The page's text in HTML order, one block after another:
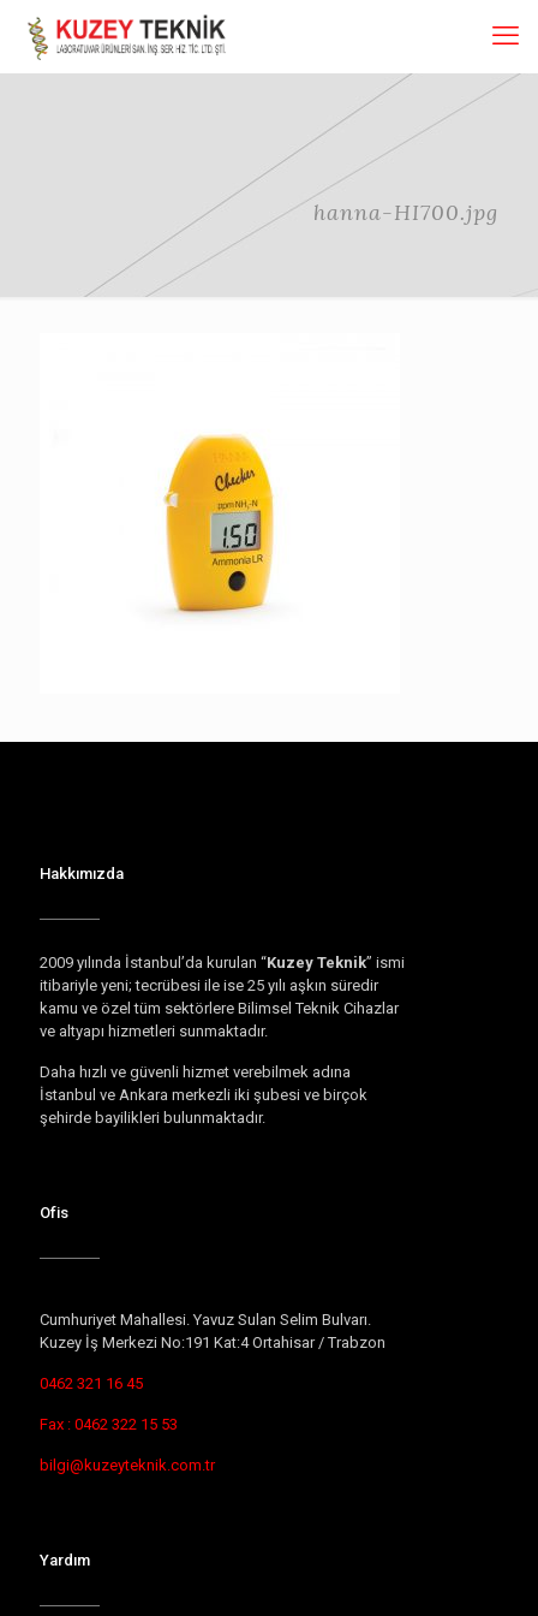
hanna-HI700.jpg
Hakkımızda
2009 yılında İstanbul’da kurulan “Kuzey Teknik” ismi
itibariyle yeni; tecrübesi ile ise 25 yılı aşkın süredir
kamu ve özel tüm sektörlere Bilimsel Teknik Cihazlar
ve altyapı hizmetleri sunmaktadır.
Daha hızlı ve güvenli hizmet verebilmek adına
İstanbul ve Ankara merkezli iki şubesi ve birçok
şehirde bayilikleri bulunmaktadır.
Ofis
Cumhuriyet Mahallesi. Yavuz Sulan Selim Bulvarı.
Kuzey İş Merkezi No:191 Kat:4 Ortahisar / Trabzon
0462 321 16 45
Fax : 0462 322 15 53
bilgi@kuzeyteknik.com.tr
Yardım